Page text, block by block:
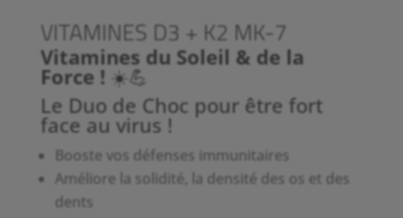
VITAMINES D3 + K2 MK-7
Vitamines du Soleil & de la
Force ! ☀️💪
Le Duo de Choc pour être fort
face au virus !
Booste vos défenses immunitaires
Améliore la solidité, la densité des os et des
dents